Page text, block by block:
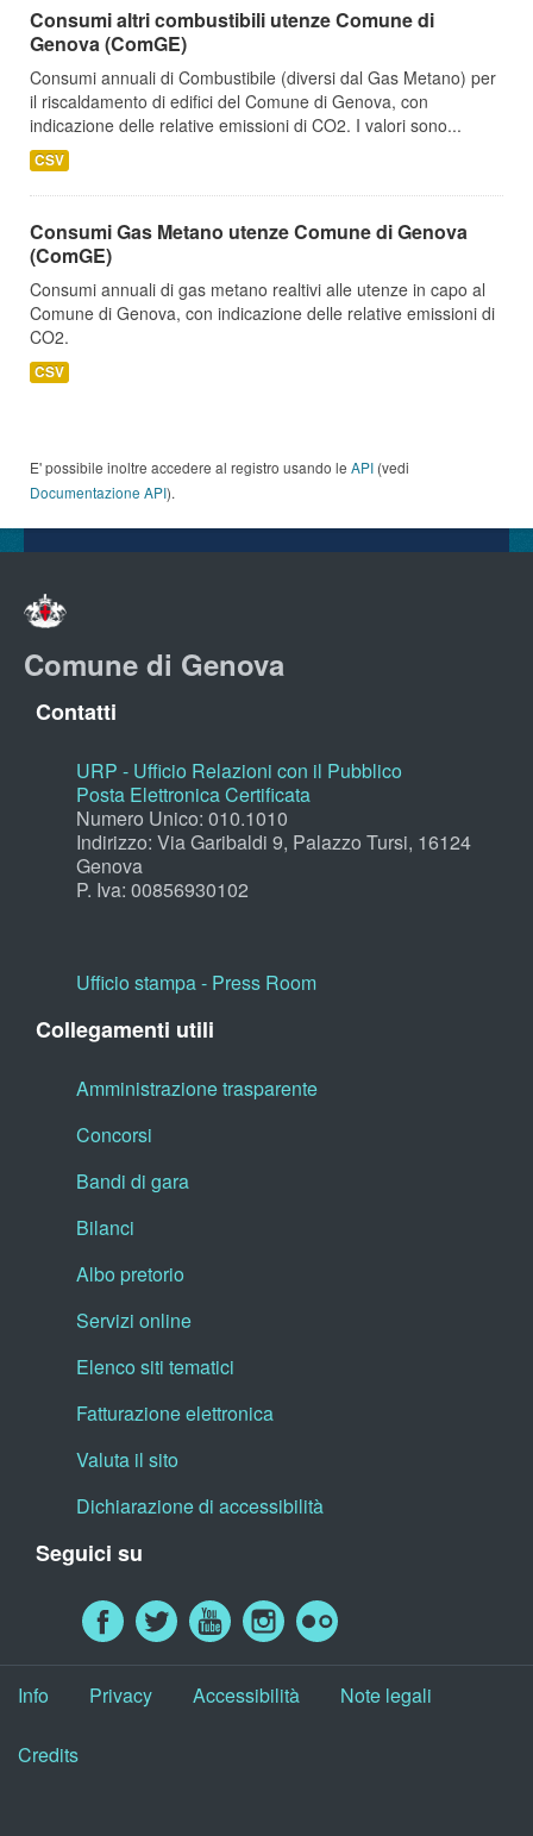
Consumi altri combustibili utenze Comune di
Genova (ComGE)
Consumi annuali di Combustibile (diversi dal Gas Metano) per
il riscaldamento di edifici del Comune di Genova, con
indicazione delle relative emissioni di CO2. I valori sono...
CSV
Consumi Gas Metano utenze Comune di Genova
(ComGE)
Consumi annuali di gas metano realtivi alle utenze in capo al
Comune di Genova, con indicazione delle relative emissioni di
CO2.
CSV
E' possibile inoltre accedere al registro usando le API (vedi
Documentazione API).
Comune di Genova
Contatti
URP - Ufficio Relazioni con il Pubblico
Posta Elettronica Certificata
Numero Unico: 010.1010
Indirizzo: Via Garibaldi 9, Palazzo Tursi, 16124
Genova
P. Iva: 00856930102
Ufficio stampa - Press Room
Collegamenti utili
Amministrazione trasparente
Concorsi
Bandi di gara
Bilanci
Albo pretorio
Servizi online
Elenco siti tematici
Fatturazione elettronica
Valuta il sito
Dichiarazione di accessibilità
Seguici su
Info Privacy Accessibilità Note legali
Credits